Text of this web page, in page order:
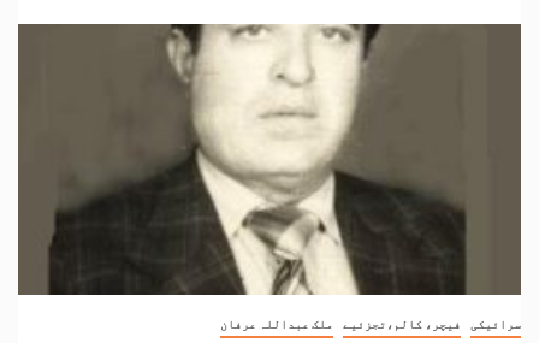
سرائیکی فیچر، کالم،تجزئیے ملک عبداللہ عرفان